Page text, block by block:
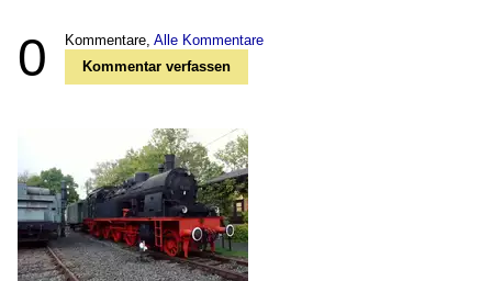
0 Kommentare, Alle Kommentare
Kommentar verfassen